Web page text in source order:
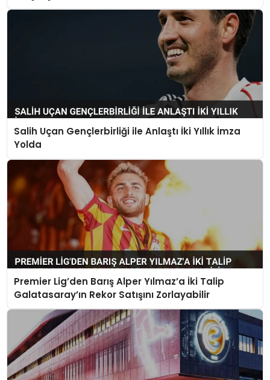
Salih Uçan Gençlerbirliği ile Anlaştı İki Yıllık İmza
Yolda
Premier Lig’den Barış Alper Yılmaz’a İki Talip
Galatasaray’ın Rekor Satışını Zorlayabilir